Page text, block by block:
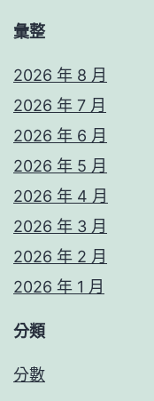
彙整
2026 年 8 月
2026 年 7 月
2026 年 6 月
2026 年 5 月
2026 年 4 月
2026 年 3 月
2026 年 2 月
2026 年 1 月
分類
分數